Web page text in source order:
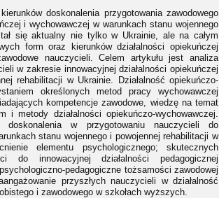
doskonalenia przygotowania zawodowego
i wychowawczej w warunkach stanu wojennego
się aktualny nie tylko w Ukrainie, ale na całym
form oraz kierunków działalności opiekuńczej
nauczycieli. Celem artykułu jest analiza
w zakresie innowacyjnej działalności opiekuńczej
rehabilitacji w Ukrainie. Działalność opiekuńczo-
określonych metod pracy wychowawczej
kompetencje zawodowe, wiedzę na temat
metody działalności opiekuńczo-wychowawczej.
doskonalenia w przygotowaniu nauczycieli do
stanu wojennego i powojennej rehabilitacji w
elementu psychologicznego; skutecznych
do innowacyjnej działalności pedagogicznej
pedagogiczne tożsamości zawodowej
przyszłych nauczycieli w działalność
i zawodowego w szkołach wyższych.